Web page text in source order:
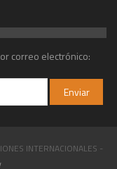
correo electrónico:
INTERNACIONALES -